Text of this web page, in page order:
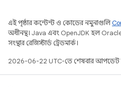
এই পৃষ্ঠার কন্টেন্ট ও কোডের নমুনাগুলি
অধীনস্থ। Java এবং OpenJDK হল
সংস্থার রেজিস্টার্ড ট্রেডমার্ক।
2026-06-22 UTC-তে শেষবার আপডেট